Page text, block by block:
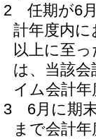
2
任期が6
計年度内
以上に至
は、当該
イム会計
3
6月に期
まで会計